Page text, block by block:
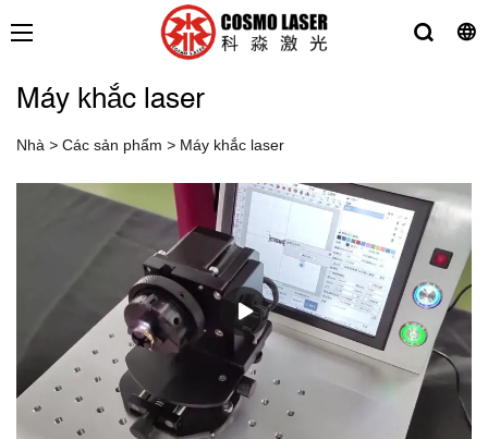
Máy khắc laser
Nhà > Các sản phẩm > Máy khắc laser